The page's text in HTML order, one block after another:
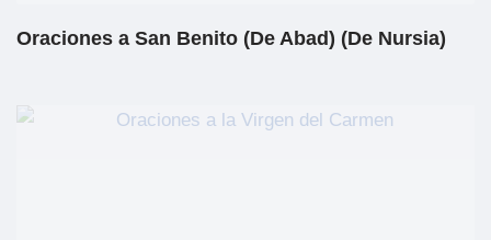
Oraciones a San Benito (De Abad) (De Nursia)